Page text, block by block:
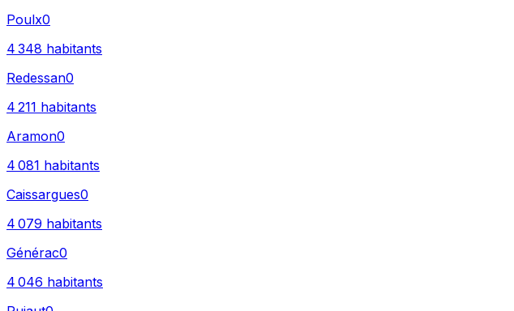
Poulx0
4 348 habitants
Redessan0
4 211 habitants
Aramon0
4 081 habitants
Caissargues0
4 079 habitants
Générac0
4 046 habitants